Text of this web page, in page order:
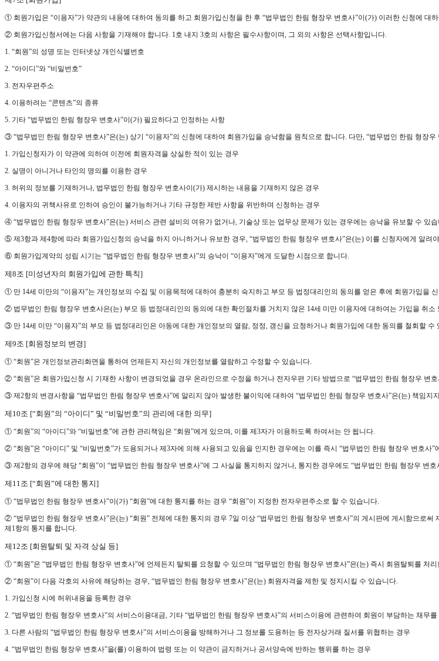
① 회원가입은 “이용자”가 약관의 내용에 대하여 동의를 하고 회원가입신청을 한 후 “법무법인 한림 형장우 변호사”이(가) 이러한 신청에 대
② 회원가입신청서에는 다음 사항을 기재해야 합니다. 1호 내지 3호의 사항은 필수사항이며, 그 외의 사항은 선택사항입니다.
1. “회원”의 성명 또는 인터넷상 개인식별번호
2. “아이디”와 “비밀번호”
3. 전자우편주소
4. 이용하려는 “콘텐츠”의 종류
5. 기타 “법무법인 한림 형장우 변호사”이(가) 필요하다고 인정하는 사항
③ “법무법인 한림 형장우 변호사”은(는) 상기 “이용자”의 신청에 대하여 회원가입을 승낙함을 원칙으로 합니다. 다만, “법무법인 한림 형장
1. 가입신청자가 이 약관에 의하여 이전에 회원자격을 상실한 적이 있는 경우
2. 실명이 아니거나 타인의 명의를 이용한 경우
3. 허위의 정보를 기재하거나, 법무법인 한림 형장우 변호사이(가) 제시하는 내용을 기재하지 않은 경우
4. 이용자의 귀책사유로 인하여 승인이 불가능하거나 기타 규정한 제반 사항을 위반하며 신청하는 경우
④ “법무법인 한림 형장우 변호사”은(는) 서비스 관련 설비의 여유가 없거나, 기술상 또는 업무상 문제가 있는 경우에는 승낙을 유보할 수 있습
⑤ 제3항과 제4항에 따라 회원가입신청의 승낙을 하지 아니하거나 유보한 경우, “법무법인 한림 형장우 변호사”은(는) 이를 신청자에게 알
⑥ 회원가입계약의 성립 시기는 “법무법인 한림 형장우 변호사”의 승낙이 “이용자”에게 도달한 시점으로 합니다.
제8조 [미성년자의 회원가입에 관한 특칙]
① 만 14세 미만의 “이용자”는 개인정보의 수집 및 이용목적에 대하여 충분히 숙지하고 부모 등 법정대리인의 동의를 얻은 후에 회원가입을
② 법무법인 한림 형장우 변호사은(는) 부모 등 법정대리인의 동의에 대한 확인절차를 거치지 않은 14세 미만 이용자에 대하여는 가입을 취소
③ 만 14세 미만 “이용자”의 부모 등 법정대리인은 아동에 대한 개인정보의 열람, 정정, 갱신을 요청하거나 회원가입에 대한 동의를 철회할
제9조 [회원정보의 변경]
① “회원”은 개인정보관리화면을 통하여 언제든지 자신의 개인정보를 열람하고 수정할 수 있습니다.
② “회원”은 회원가입신청 시 기재한 사항이 변경되었을 경우 온라인으로 수정을 하거나 전자우편 기타 방법으로 “법무법인 한림 형장우 변
③ 제2항의 변경사항을 “법무법인 한림 형장우 변호사”에 알리지 않아 발생한 불이익에 대하여 “법무법인 한림 형장우 변호사”은(는) 책임지
제10조 [“회원”의 “아이디” 및 “비밀번호”의 관리에 대한 의무]
① “회원”의 “아이디”와 “비밀번호”에 관한 관리책임은 “회원”에게 있으며, 이를 제3자가 이용하도록 하여서는 안 됩니다.
② “회원”은 “아이디” 및 “비밀번호”가 도용되거나 제3자에 의해 사용되고 있음을 인지한 경우에는 이를 즉시 “법무법인 한림 형장우 변호사
③ 제2항의 경우에 해당 “회원”이 “법무법인 한림 형장우 변호사”에 그 사실을 통지하지 않거나, 통지한 경우에도 “법무법인 한림 형장우 변
제11조 [“회원”에 대한 통지]
① “법무법인 한림 형장우 변호사”이(가) “회원”에 대한 통지를 하는 경우 “회원”이 지정한 전자우편주소로 할 수 있습니다.
② “법무법인 한림 형장우 변호사”은(는) “회원” 전체에 대한 통지의 경우 7일 이상 “법무법인 한림 형장우 변호사”의 게시판에 게시함으로
제1항의 통지를 합니다.
제12조 [회원탈퇴 및 자격 상실 등]
① “회원”은 “법무법인 한림 형장우 변호사”에 언제든지 탈퇴를 요청할 수 있으며 “법무법인 한림 형장우 변호사”은(는) 즉시 회원탈퇴를 처리
② “회원”이 다음 각호의 사유에 해당하는 경우, “법무법인 한림 형장우 변호사”은(는) 회원자격을 제한 및 정지시킬 수 있습니다.
1. 가입신청 시에 허위내용을 등록한 경우
2. “법무법인 한림 형장우 변호사”의 서비스이용대금, 기타 “법무법인 한림 형장우 변호사”의 서비스이용에 관련하여 회원이 부담하는 채무
3. 다른 사람의 “법무법인 한림 형장우 변호사”의 서비스이용을 방해하거나 그 정보를 도용하는 등 전자상거래 질서를 위협하는 경우
4. “법무법인 한림 형장우 변호사”을(를) 이용하여 법령 또는 이 약관이 금지하거나 공서양속에 반하는 행위를 하는 경우